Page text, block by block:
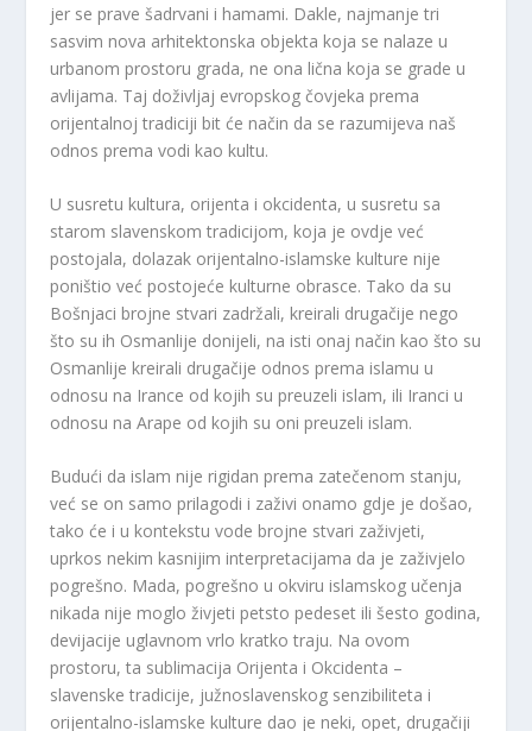
jer se prave šadrvani i hamami. Dakle, najmanje tri
sasvim nova arhitektonska objekta koja se nalaze u
urbanom prostoru grada, ne ona lična koja se grade u
avlijama. Taj doživljaj evropskog čovjeka prema
orijentalnoj tradiciji bit će način da se razumijeva naš
odnos prema vodi kao kultu.
U susretu kultura, orijenta i okcidenta, u susretu sa
starom slavenskom tradicijom, koja je ovdje već
postojala, dolazak orijentalno-islamske kulture nije
poništio već postojeće kulturne obrasce. Tako da su
Bošnjaci brojne stvari zadržali, kreirali drugačije nego
što su ih Osmanlije donijeli, na isti onaj način kao što su
Osmanlije kreirali drugačije odnos prema islamu u
odnosu na Irance od kojih su preuzeli islam, ili Iranci u
odnosu na Arape od kojih su oni preuzeli islam.
Budući da islam nije rigidan prema zatečenom stanju,
već se on samo prilagodi i zaživi onamo gdje je došao,
tako će i u kontekstu vode brojne stvari zaživjeti,
uprkos nekim kasnijim interpretacijama da je zaživjelo
pogrešno. Mada, pogrešno u okviru islamskog učenja
nikada nije moglo živjeti petsto pedeset ili šesto godina,
devijacije uglavnom vrlo kratko traju. Na ovom
prostoru, ta sublimacija Orijenta i Okcidenta –
slavenske tradicije, južnoslavenskog senzibiliteta i
orijentalno-islamske kulture dao je neki, opet, drugačiji